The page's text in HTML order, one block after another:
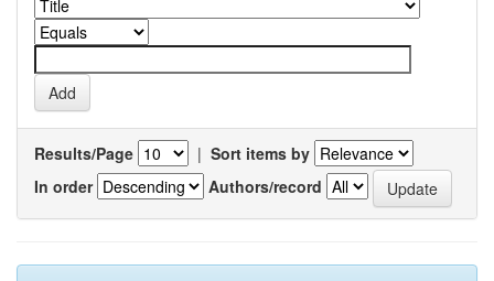
Results/Page | Sort items by
In order
Authors/record